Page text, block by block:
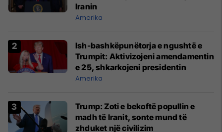
Iranin
Amerika
Ish-bashkëpunëtorja e ngushtë e
Trumpit: Aktivizojeni amendamentin
e 25, shkarkojeni presidentin
Amerika
Trump: Zoti e bekoftë popullin e
madh të Iranit, sonte mund të
zhduket një civilizim